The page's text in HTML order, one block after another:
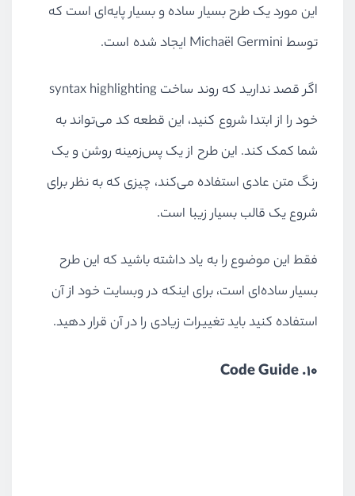
این مورد یک طرح بسیار ساده و بسیار پایه‌ای است که
توسط Michaël Germini ایجاد شده است.
اگر قصد ندارید که روند ساخت syntax highlighting
خود را از ابتدا شروع کنید، این قطعه کد می‌تواند به
شما کمک کند. این طرح از یک پس‌زمینه روشن و یک
رنگ متن عادی استفاده می‌کند، چیزی که به نظر برای
شروع یک قالب بسیار زیبا است.
فقط این موضوع را به یاد داشته باشید که این طرح
بسیار ساده‌ای است، برای اینکه در وبسایت خود از آن
استفاده کنید باید تغییرات زیادی را در آن قرار دهید.
10. Code Guide